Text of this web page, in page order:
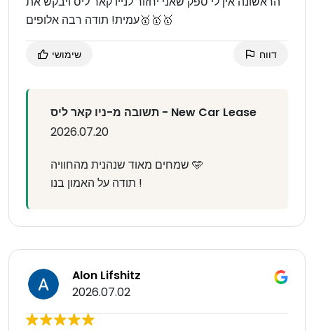
עמית! תודה רבה אלופים🥇🥇🥇
שימושי דווח
תשובה מ-ניו קאר ליס - New Car Lease
2026.07.20
שמחים מאוד שנהנית מהחוויה 🩵
תודה על האמון בנו !
Alon Lifshitz
2026.07.02